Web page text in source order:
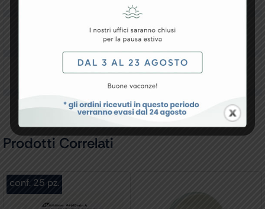
Downloads
Recensioni
Prodotti Correlati
conf. 25 pz.